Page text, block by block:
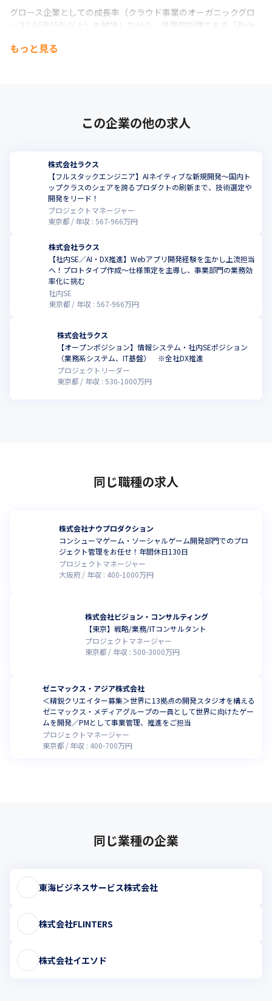
グロース企業としての成長率（クラウド事業のオーガニックグロ
ースCAGR15%以上）を維持しながら、世界的指標である「Rule
ための非連続な成長投資として、以下のコア戦略を推し進めてい
１．統合型ベストオブブリード戦略
「楽楽精算」「楽楽明細」など業界トップクラスの複数商材のデ
ータ連携を強化し、クロスセルを推進。
２． エンタープライズ戦略
SMB/MMB市場で築いた堅牢な基盤を活かし、IT予算の大きい従業
完全新規の「AIネイティブプロダクト」の開発と、機能実装によ
るプロダクト競争力の進化。
もっと見る
この企業の他の求人
株式会社ラクス
【フルスタックエンジニア】AIネイティブな新規開発～国内ト
ップクラスのシェアを誇るプロダクトの刷新まで、技術選定や
開発をリード！
プロジェクトマネージャー
東京都
年収 :567-966万円
株式会社ラクス
【社内SE／AI・DX推進】Webアプリ開発経験を生かし上流担当
へ！プロトタイプ作成〜仕様策定を主導し、事業部門の業務効
率化に挑む
社内SE
東京都
年収 : 567-966万円
株式会社ラクス
【オープンポジション】情報システム・社内SEポジション
（業務系システム、IT基盤） ※全社DX推進
プロジェクトリーダー
東京都
年収 : 530-1000万円
同じ職種の求人
株式会社ナウプロダクション
コンシューマゲーム・ソーシャルゲーム開発部門でのプロ
ジェクト管理をお任せ！年間休日130日
プロジェクトマネージャー
大阪府
年収 : 400-1000万円
株式会社ビジョン・コンサルティング
【東京】戦略/業務/ITコンサルタント
プロジェクトマネージャー
東京都
年収 : 500-3000万円
ゼニマックス・アジア株式会社
＜精鋭クリエイター募集＞世界に13拠点の開発スタジオを構える
ゼニマックス・メディアグループの一員として世界に向けたゲー
ムを開発／PMとして事業管理、推進をご担当
プロジェクトマネージャー
東京都
年収 : 400-700万円
同じ業種の企業
東海ビジネスサービス株式会社
株式会社FLINTERS
株式会社イエソド